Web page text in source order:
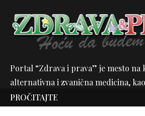
Portal “Zdrava i prava” je mesto na
alternativna i zvanična medicina,
moderni načini nege tela, lica i
otkriti kako da svoj život učinite
PROČITAJTE